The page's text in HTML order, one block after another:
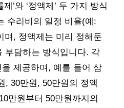
’와 ‘정액제’ 두 가지 방식
수리비의 일정 비율(예:
며, 정액제는 미리 정해둔
부담하는 방식입니다. 각
제공하며, 예를 들어 삼
, 30만원, 50만원의 정액
만원부터 50만원까지의